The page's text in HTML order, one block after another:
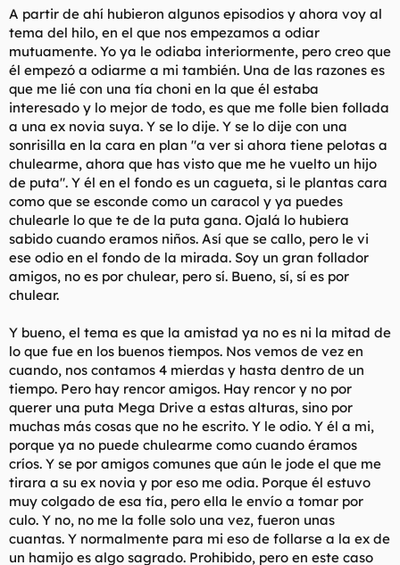
A partir de ahí hubieron algunos episodios y ahora voy al
tema del hilo, en el que nos empezamos a odiar
mutuamente. Yo ya le odiaba interiormente, pero creo que
él empezó a odiarme a mi también. Una de las razones es
que me lié con una tía choni en la que él estaba
interesado y lo mejor de todo, es que me folle bien follada
a una ex novia suya. Y se lo dije. Y se lo dije con una
sonrisilla en la cara en plan "a ver si ahora tiene pelotas a
chulearme, ahora que has visto que me he vuelto un hijo
de puta". Y él en el fondo es un cagueta, si le plantas cara
como que se esconde como un caracol y ya puedes
chulearle lo que te de la puta gana. Ojalá lo hubiera
sabido cuando eramos niños. Así que se callo, pero le vi
ese odio en el fondo de la mirada. Soy un gran follador
amigos, no es por chulear, pero sí. Bueno, sí, sí es por
chulear.
Y bueno, el tema es que la amistad ya no es ni la mitad de
lo que fue en los buenos tiempos. Nos vemos de vez en
cuando, nos contamos 4 mierdas y hasta dentro de un
tiempo. Pero hay rencor amigos. Hay rencor y no por
querer una puta Mega Drive a estas alturas, sino por
muchas más cosas que no he escrito. Y le odio. Y él a mi,
porque ya no puede chulearme como cuando éramos
críos. Y se por amigos comunes que aún le jode el que me
tirara a su ex novia y por eso me odia. Porque él estuvo
muy colgado de esa tía, pero ella le envío a tomar por
culo. Y no, no me la folle solo una vez, fueron unas
cuantas. Y normalmente para mi eso de follarse a la ex de
un hamijo es algo sagrado. Prohibido, pero en este caso